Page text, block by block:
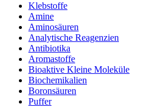
Klebstoffe
Amine
Aminosäuren
Analytische Reagenzien
Antibiotika
Aromastoffe
Bioaktive Kleine Moleküle
Biochemikalien
Boronsäuren
Puffer